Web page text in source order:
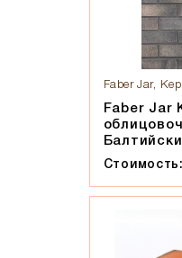
Faber Jar,
Faber Jar